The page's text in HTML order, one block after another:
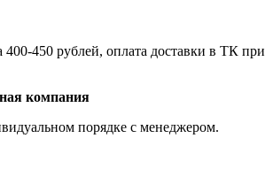
400-450 рублей, оплата доставки в ТК при
компания
порядке с менеджером.